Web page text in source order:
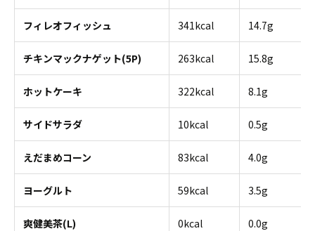
フィレオフィッシュ 341kcal 14.7g
チキンマックナゲット(5P) 263kcal 15.8g
ホットケーキ 322kcal 8.1g
サイドサラダ 10kcal 0.5g
えだまめコーン 83kcal 4.0g
ヨーグルト 59kcal 3.5g
爽健美茶(L) 0kcal 0.0g